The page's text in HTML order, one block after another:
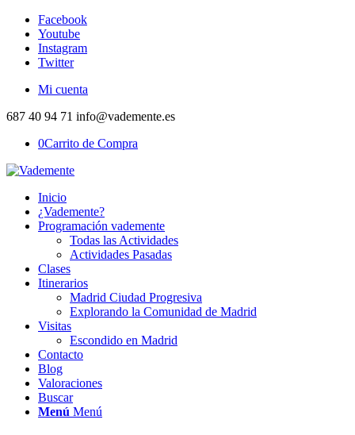
Facebook
Youtube
Instagram
Twitter
Mi cuenta
687 40 94 71 info@vademente.es
0Carrito de Compra
Inicio
¿Vademente?
Programación vademente
Todas las Actividades
Actividades Pasadas
Clases
Itinerarios
Madrid Ciudad Progresiva
Explorando la Comunidad de Madrid
Visitas
Escondido en Madrid
Contacto
Blog
Valoraciones
Buscar
Menú Menú